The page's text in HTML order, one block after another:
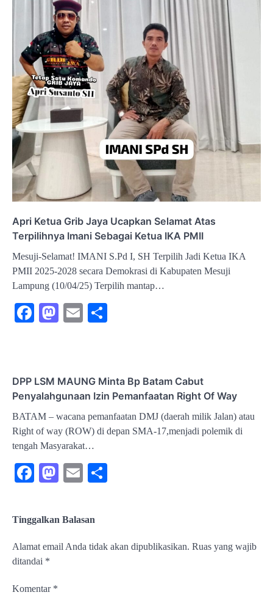
Apri Ketua Grib Jaya Ucapkan Selamat Atas
Terpilihnya Imani Sebagai Ketua IKA PMII
Mesuji-Selamat! IMANI S.Pd I, SH Terpilih Jadi Ketua IKA
PMII 2025-2028 secara Demokrasi di Kabupaten Mesuji
Lampung (10/04/25) Terpilih mantap…
Facebook
Mastodon
Email
DPP LSM MAUNG Minta Bp Batam Cabut
Penyalahgunaan Izin Pemanfaatan Right Of Way
BATAM – wacana pemanfaatan DMJ (daerah milik Jalan) atau
Right of way (ROW) di depan SMA-17,menjadi polemik di
tengah Masyarakat…
Facebook
Mastodon
Email
Tinggalkan Balasan
Alamat email Anda tidak akan dipublikasikan. Ruas yang wajib
ditandai *
Komentar *